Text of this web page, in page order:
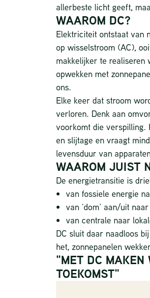
allerbeste licht geeft,
WAAROM DC?
Elektriciteit ontstaat van
op wisselstroom (AC),
makkelijker te realiseren
opwekken met
ons.
Elke keer dat stroom
verloren. Denk aan
voorkomt die
en slijtage en vraagt
levensduur van
WAAROM JUIST
De energietransitie is
van fossiele energie
van ‘dom’ aan/uit
van centrale naar
DC sluit daar naadloos
het, zonnepanelen
"MET DC MAKEN
TOEKOMST"